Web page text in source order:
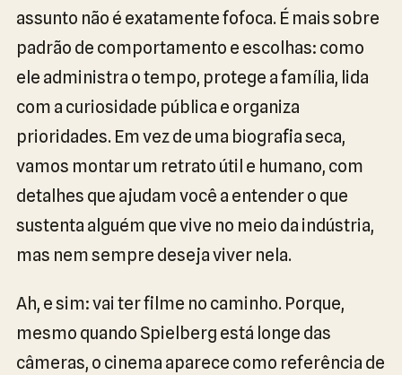
assunto não é exatamente fofoca. É mais sobre
padrão de comportamento e escolhas: como
ele administra o tempo, protege a família, lida
com a curiosidade pública e organiza
prioridades. Em vez de uma biografia seca,
vamos montar um retrato útil e humano, com
detalhes que ajudam você a entender o que
sustenta alguém que vive no meio da indústria,
mas nem sempre deseja viver nela.
Ah, e sim: vai ter filme no caminho. Porque,
mesmo quando Spielberg está longe das
câmeras, o cinema aparece como referência de